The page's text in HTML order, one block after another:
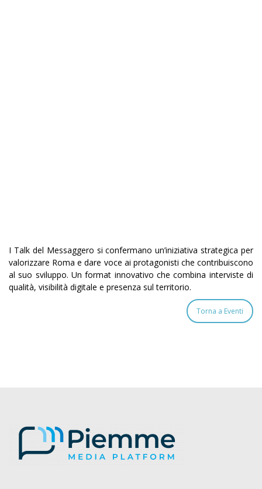
I Talk del Messaggero si confermano un’iniziativa strategica per
valorizzare Roma e dare voce ai protagonisti che contribuiscono
al suo sviluppo. Un format innovativo che combina interviste di
qualità, visibilità digitale e presenza sul territorio.
Torna a Eventi